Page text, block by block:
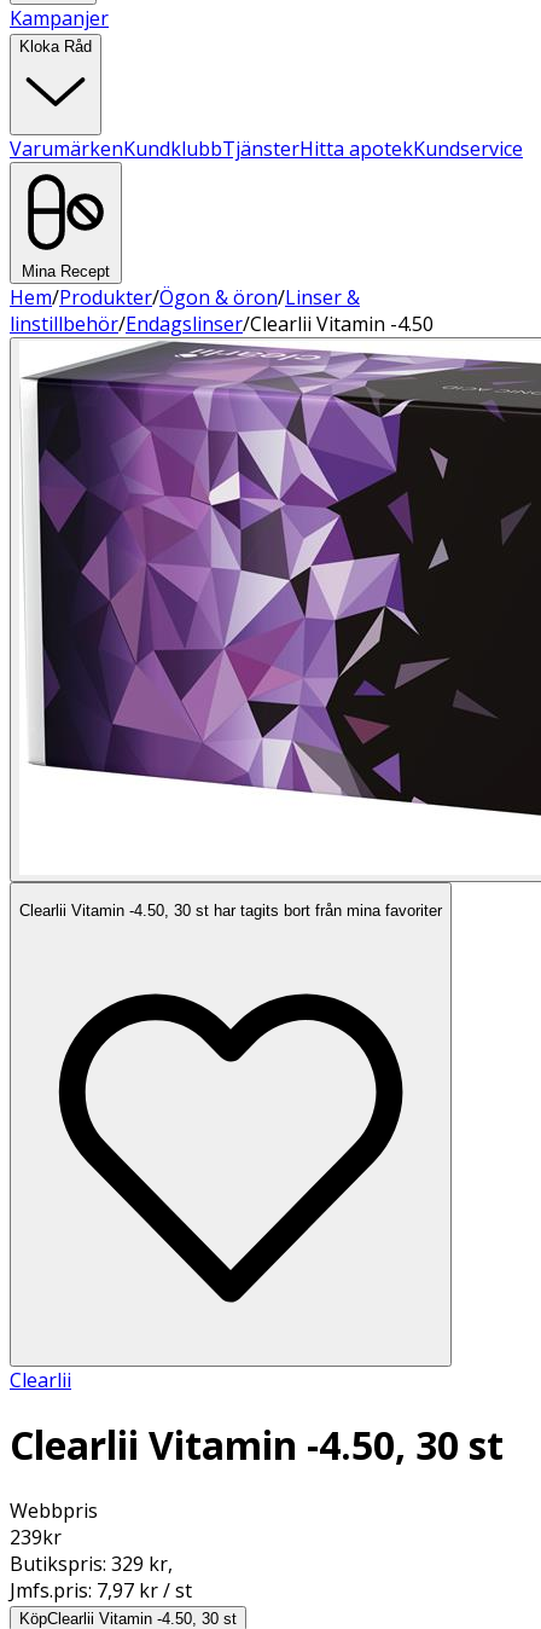
Kampanjer
Kloka Råd
VarumärkenKundklubbTjänsterHitta apotekKundservice
Mina Recept
Hem/Produkter/Ögon & öron/Linser &
linstillbehör/Endagslinser/Clearlii Vitamin -4.50
Clearlii Vitamin -4.50, 30 st har tagits bort från mina favoriter
Clearlii
Clearlii Vitamin -4.50, 30 st
Webbpris
239kr
Butikspris: 329 kr,
Jmfs.pris: 7,97 kr / st
KöpClearlii Vitamin -4.50, 30 st